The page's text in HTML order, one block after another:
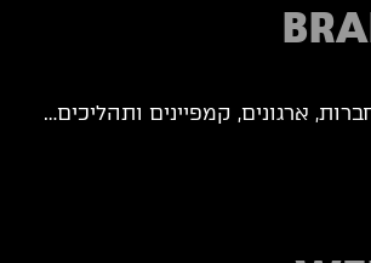
ארגונים, קמפיינים ותהליכים…